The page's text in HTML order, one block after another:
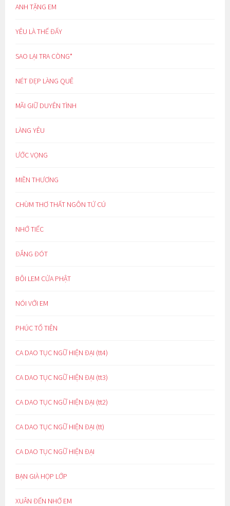
ANH TẶNG EM
YÊU LÀ THẾ ĐẤY
SAO LẠI TRA CÒNG*
NÉT ĐẸP LÀNG QUÊ
MÃI GIỮ DUYÊN TÌNH
LÀNG YÊU
ƯỚC VỌNG
MIỀN THƯƠNG
CHÙM THƠ THẤT NGÔN TỨ CÚ
NHỚ TIẾC
ĐẮNG ĐÓT
BÔI LEM CỬA PHẬT
NÓI VỚI EM
PHÚC TỔ TIÊN
CA DAO TỤC NGỮ HIỆN ĐẠI (tt4)
CA DAO TỤC NGỮ HIỆN ĐẠI (tt3)
CA DAO TỤC NGỮ HIỆN ĐẠI (tt2)
CA DAO TỤC NGỮ HIỆN ĐẠI (tt)
CA DAO TỤC NGỮ HIỆN ĐẠI
BẠN GIÀ HỌP LỚP
XUÂN ĐẾN NHỚ EM